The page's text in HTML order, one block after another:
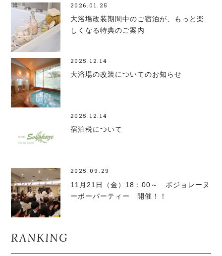
2026.01.25
大浴場改装期間中のご宿泊が、もっと楽
しくなる特典のご案内
2025.12.14
大浴場の改装についてのお知らせ
2025.12.14
宿泊税について
2025.09.29
11月21日（金）18：00～ ボジョレーヌ
ーボーパーティー 開催！！
RANKING